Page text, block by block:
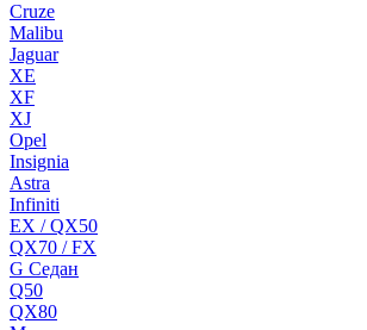
Cruze
Malibu
Jaguar
XE
XF
XJ
Opel
Insignia
Astra
Infiniti
EX / QX50
QX70 / FX
G Cедан
Q50
QX80